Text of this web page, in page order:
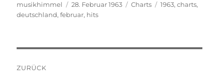
Autor
musikhimmel
Veröffentlicht
am
28. Februar 1963 Kategorien
Charts Schlagwörter
1963,charts,
deutschland,februar, hits
ZURÜCK